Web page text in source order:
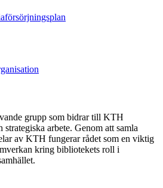
grupp som bidrar till KTH
arbete. Genom att samla
av KTH fungerar rådet som en viktig
kring bibliotekets roll i